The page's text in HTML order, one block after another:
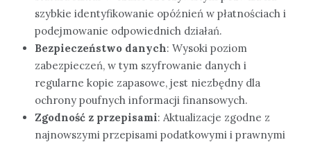
szybkie identyfikowanie opóźnień w płatnościach i
podejmowanie odpowiednich działań.
Bezpieczeństwo danych: Wysoki poziom
zabezpieczeń, w tym szyfrowanie danych i
regularne kopie zapasowe, jest niezbędny dla
ochrony poufnych informacji finansowych.
Zgodność z przepisami: Aktualizacje zgodne z
najnowszymi przepisami podatkowymi i prawnymi